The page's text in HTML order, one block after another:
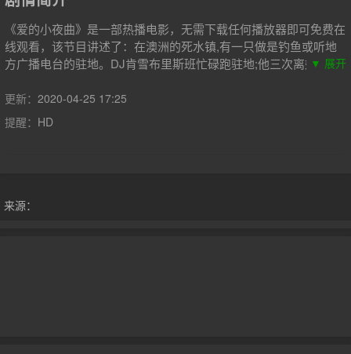
《爱的小夜曲》是一部热播电影，无需下载任何播放器即可免费在
线观看，该节目讲述了：在澳洲的死水镇,有一只做是钓鱼或听地
方广播电台的驻地。DJ肯雪布里斯班忙碌跑驻地;他三次离婚,居家
谋杀中上演一出小夜曲。1996年戛纳电影节金摄影机奖1996年瓦
拉多利德电影节新导演奖
▼ 展开
更新： 2020-04-25 17:25
提醒： HD
来源：